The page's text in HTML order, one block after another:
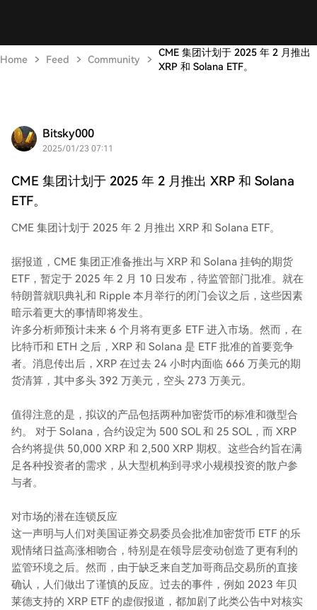
Home Feed Community
CME 集团计划于 2025 年 2 月推出
XRP 和 Solana ETF。
Bitsky000
2025/01/23 07:11
CME 集团计划于 2025 年 2 月推出 XRP 和 Solana
ETF。
CME 集团计划于 2025 年 2 月推出 XRP 和 Solana ETF。
据报道，CME 集团正准备推出与 XRP 和 Solana 挂钩的期货
ETF，暂定于 2025 年 2 月 10 日发布，待监管部门批准。就在
特朗普就职典礼和 Ripple 本月举行的闭门会议之后，这些因素
暗示着更大的事情即将发生。
许多分析师预计未来 6 个月将有更多 ETF 进入市场。然而，在
比特币和 ETH 之后，XRP 和 Solana 是 ETF 批准的首要竞争
者。消息传出后，XRP 在过去 24 小时内面临 666 万美元的期
货清算，其中多头 392 万美元，空头 273 万美元。
值得注意的是，拟议的产品包括两种加密货币的标准和微型合
约。 对于 Solana，合约设定为 500 SOL 和 25 SOL，而 XRP
合约将提供 50,000 XRP 和 2,500 XRP 期权。这些合约旨在满
足各种投资者的需求，从大型机构到寻求小规模投资的散户参
与者。
对市场的潜在连锁反应
这一声明与人们对美国证券交易委员会批准加密货币 ETF 的乐
观情绪日益高涨相吻合，特别是在领导层变动创造了更有利的
监管环境之后。然而，由于缺乏来自芝加哥商品交易所的直接
确认，人们做出了谨慎的反应。过去的事件，例如 2023 年贝
莱德支持的 XRP ETF 的虚假报道，都加剧了此类公告中对核实